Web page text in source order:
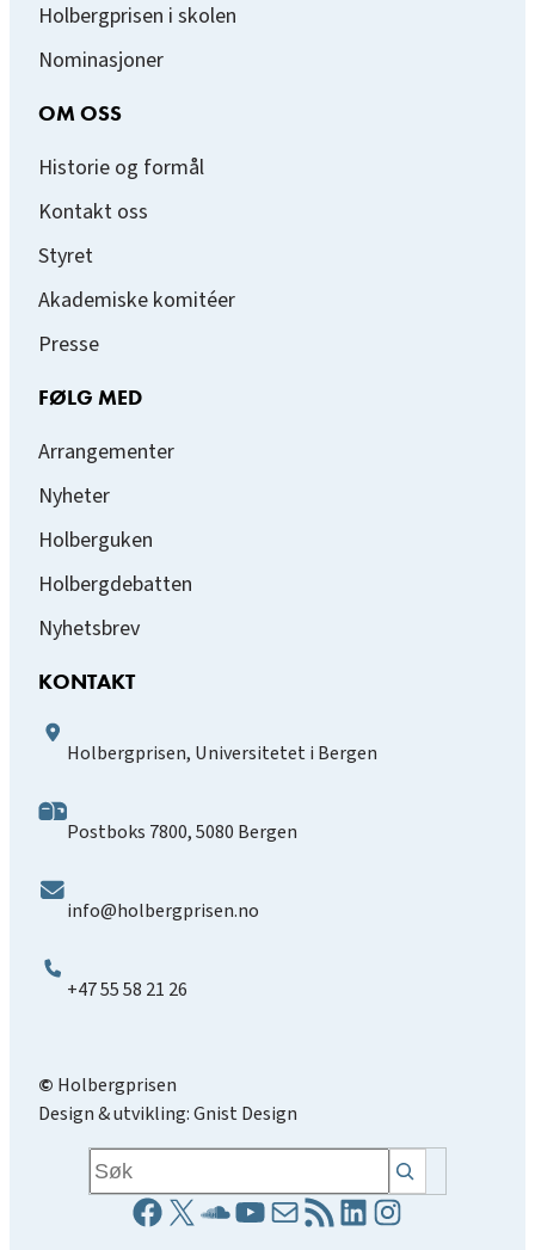
Holbergprisen i skolen
Nominasjoner
OM OSS
Historie og formål
Kontakt oss
Styret
Akademiske komitéer
Presse
FØLG MED
Arrangementer
Nyheter
Holberguken
Holbergdebatten
Nyhetsbrev
KONTAKT
Holbergprisen, Universitetet i Bergen
Postboks 7800, 5080 Bergen
info@holbergprisen.no
+47 55 58 21 26
© Holbergprisen
Design & utvikling:Gnist Design
Søk
Facebookside
X Soundcloud lenke
YouTube lenke
E-postRSS-strøm
LinkedIn side